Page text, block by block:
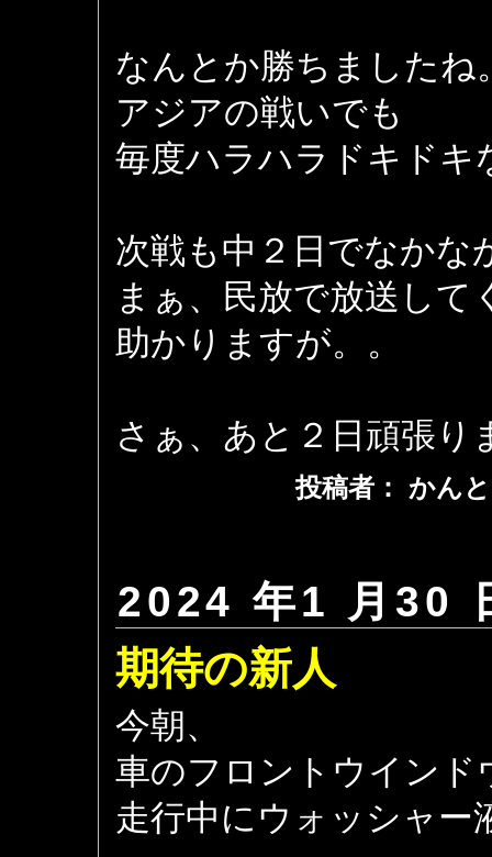
なんとか勝ちましたね
アジアの戦いでも
毎度ハラハラドキドキ
次戦も中２日でなかな
まぁ、民放で放送して
助かりますが。。
さぁ、あと２日頑張り
投稿者： かん
2024 年1 月30
期待の新人
今朝、
車のフロントウインド
走行中にウォッシャー